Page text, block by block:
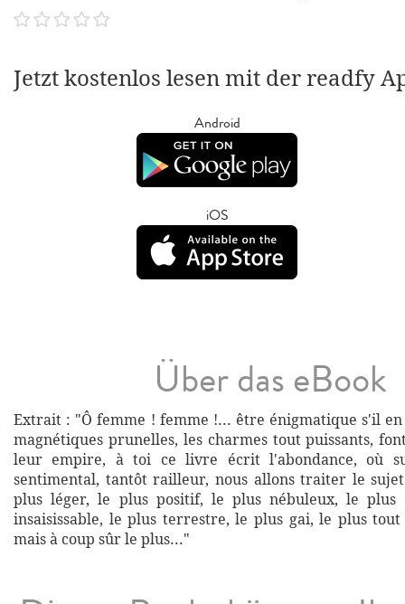
Jetzt kostenlos lesen mit der readfy
Android
iOS
Über das eBook
Extrait : "Ô femme ! femme !... être énigmatique s'il
magnétiques prunelles, les charmes tout puissants,
leur empire, à toi ce livre écrit l'abondance, où
sentimental, tantôt railleur, nous allons traiter le
plus léger, le plus positif, le plus nébuleux, le plus
insaisissable, le plus terrestre, le plus gai, le plus
mais à coup sûr le plus..."